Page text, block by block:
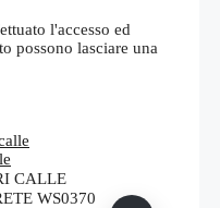
l'accesso ed
possono lasciare una
CALLE
WS0370